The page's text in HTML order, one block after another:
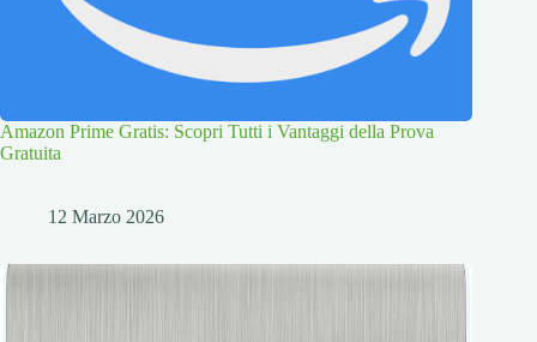
Amazon Prime Gratis: Scopri Tutti i Vantaggi della Prova
Gratuita
12 Marzo 2026